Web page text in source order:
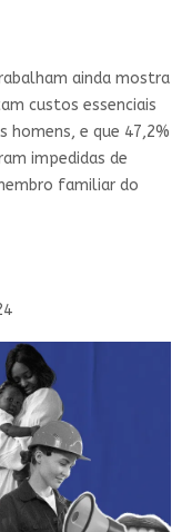
ainda mostra
custos essenciais
homens, e que 47,2%
impedidas de
familiar do